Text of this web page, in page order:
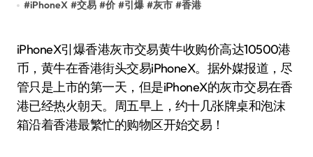
#iPhoneX #交易 #价 #引爆 #灰市 #香港
iPhoneX引爆香港灰市交易黄牛收购价高达10500港
币，黄牛在香港街头交易iPhoneX。据外媒报道，尽
管只是上市的第一天，但是iPhoneX的灰市交易在香
港已经热火朝天。周五早上，约十几张牌桌和泡沫
箱沿着香港最繁忙的购物区开始交易！